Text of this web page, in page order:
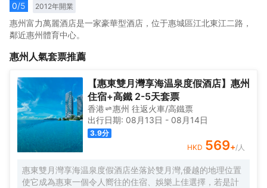
0/5 2012年開業
惠州富力萬麗酒店是一家豪華型酒店，位于惠城區江北東江二路，
鄰近惠州體育中心。
惠州 人氣套票推薦
【惠東雙月灣享海温泉度假酒店】惠州
住宿+高鐵 2-5天套票
香港 惠州 往返火車/高鐵票
出行日期: 08月13日 - 08月14日
3.9分
HKD 569+/人
惠東雙月灣享海温泉度假酒店坐落於雙月灣,優越的地理位置
使它成為惠東一個令人嚮往的住宿、娛樂上佳選擇，若是計